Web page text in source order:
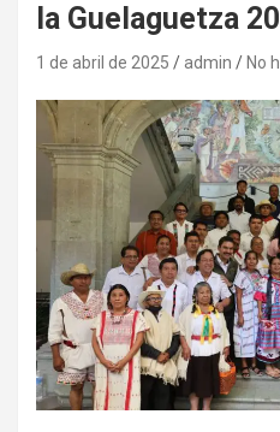
la Guelaguetza
1 de abril de 2025 admin No